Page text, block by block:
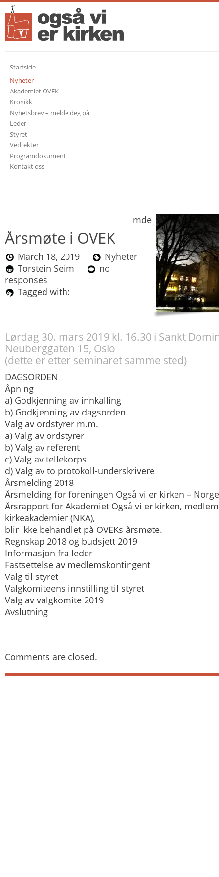
Startside
Nyheter
Akademiet OVEK
Kronikk
Nyhetsbrev – melde deg på
Leder
Styret
Vedtekter
Programdokument
Kontakt oss
mde
Årsmøte i OVEK
March 18, 2019
Nyheter
Torstein Seim
no
responses
Tagged with:
Lørdag 30. mars 2019 kl. 16.30 i Sankt
Neuberggaten 15, Oslo
(dette er etter seminaret samme sted)
DAGSORDEN
Åpning
a) Godkjenning av innkalling
b) Godkjenning av dagsorden
Valg av ordstyrer m.m.
a) Valg av ordstyrer
b) Valg av referent
c) Valg av tellekorps
d) Valg av to protokoll-underskrivere
Årsmelding 2018
Årsmelding for foreningen Også vi er kirken –
Årsrapport for Akademiet Også vi er kirken,
kirkeakademier (NKA),
blir ikke behandlet på OVEKs årsmøte.
Regnskap 2018 og budsjett 2019
Informasjon fra leder
Fastsettelse av medlemskontingent
Valg til styret
Valgkomiteens innstilling til styret
Valg av valgkomite 2019
Avslutning
Comments are closed.